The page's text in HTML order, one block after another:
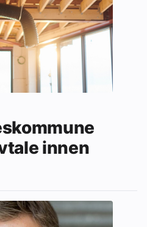
innen